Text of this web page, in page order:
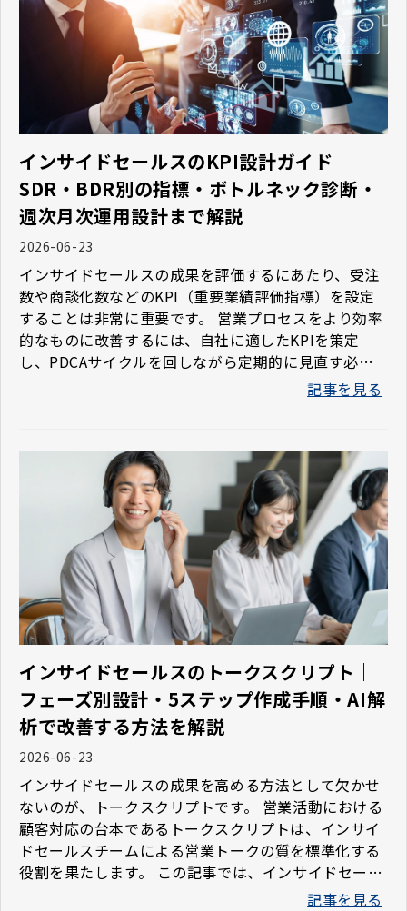
インサイドセールスのKPI設計ガイド｜
SDR・BDR別の指標・ボトルネック診断・
週次月次運用設計まで解説
2026-06-23
インサイドセールスの成果を評価するにあたり、受注
数や商談化数などのKPI（重要業績評価指標）を設定
することは非常に重要です。 営業プロセスをより効率
的なものに改善するには、自社に適したKPIを策定
し、PDCAサイクルを回しながら定期的に見直す必要
します。
記事を見る
インサイドセールスのトークスクリプト｜
フェーズ別設計・5ステップ作成手順・AI解
析で改善する方法を解説
2026-06-23
インサイドセールスの成果を高める方法として欠かせ
ないのが、トークスクリプトです。 営業活動における
顧客対応の台本であるトークスクリプトは、インサイ
ドセールスチームによる営業トークの質を標準化する
役割を果たします。 この記事では、インサイドセール
スで重要なトークスクリプトの作成手順や重要ポイン
記事を見る